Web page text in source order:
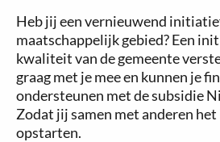
Heb jij een vernieuwend
maatschappelijk gebied? Een
kwaliteit van de gemeente
graag met je mee en kunnen je
ondersteunen met de subsidie
Zodat jij samen met anderen
opstarten.